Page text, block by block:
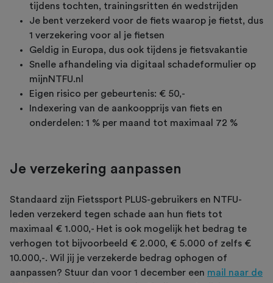
tijdens tochten, trainingsritten én wedstrijden
Je bent verzekerd voor de fiets waarop je fietst, dus
1 verzekering voor al je fietsen
Geldig in Europa, dus ook tijdens je fietsvakantie
Snelle afhandeling via digitaal schadeformulier op
mijnNTFU.nl
Eigen risico per gebeurtenis: € 50,-
Indexering van de aankoopprijs van fiets en
onderdelen: 1 % per maand tot maximaal 72 %
Je verzekering aanpassen
Standaard zijn Fietssport PLUS-gebruikers en NTFU-
leden verzekerd tegen schade aan hun fiets tot
maximaal € 1.000,- Het is ook mogelijk het bedrag te
verhogen tot bijvoorbeeld € 2.000, € 5.000 of zelfs €
10.000,-. Wil jij je verzekerde bedrag ophogen of
aanpassen? Stuur dan voor 1 december een mail naar de